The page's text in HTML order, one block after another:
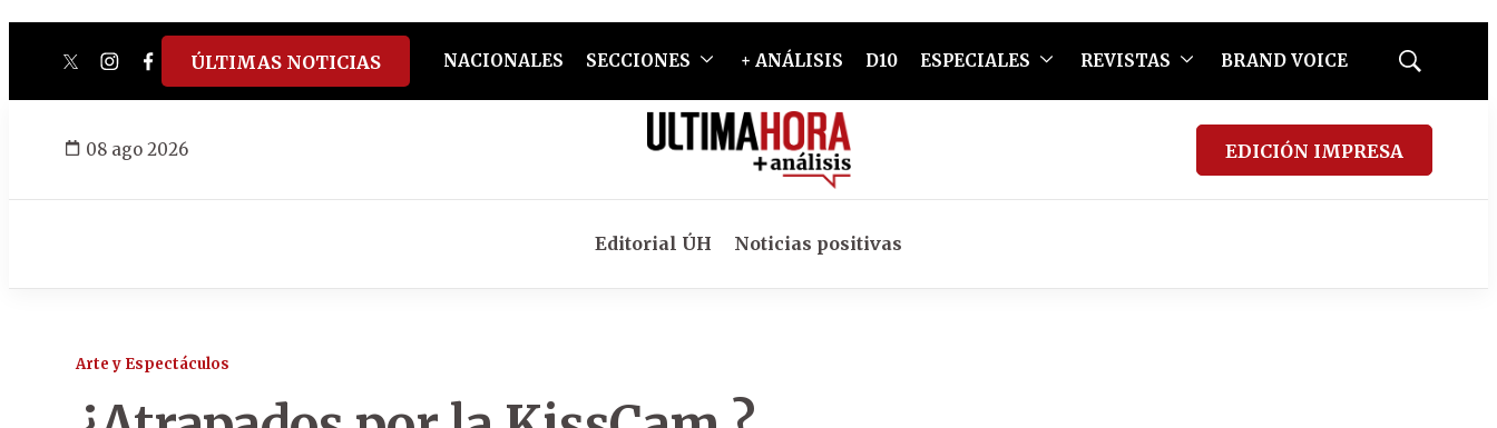
twitterinstagram
facebook
tiktokyoutube
spotify
ÚLTIMAS NOTICIAS NACIONALES SECCIONES + ANÁLISIS D10 ESPECIALES REVISTAS BRAND VOICE
Mostrar
08 ago 2026 EDICIÓN IMPRESA
Editorial ÚH Noticias positivas
Arte y Espectáculos